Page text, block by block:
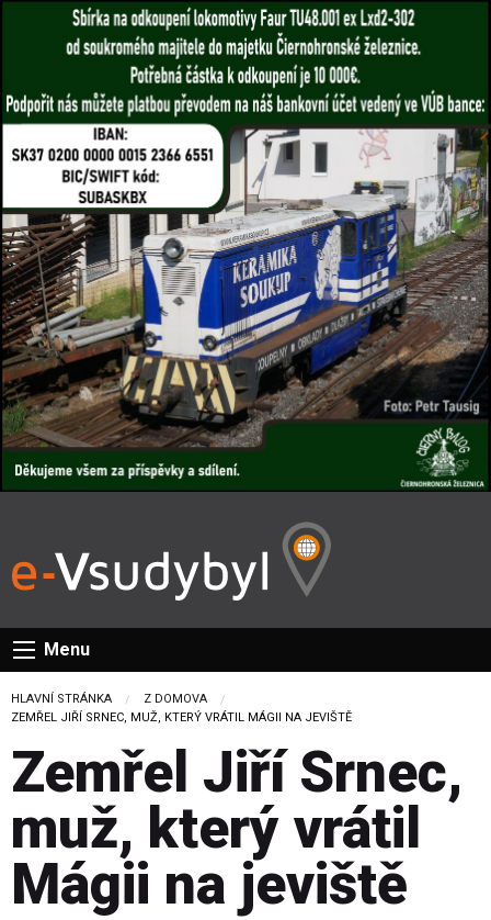
Menu
HLAVNÍ STRÁNKA
Z DOMOVA
CURRENT:
ZEMŘEL JIŘÍ SRNEC, MUŽ, KTERÝ VRÁTIL MÁGII NA JEVIŠTĚ
Zemřel Jiří Srnec,
muž, který vrátil
Mágii na jeviště